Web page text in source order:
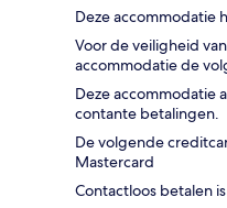
Deze accommodatie
Voor de veiligheid
accommodatie de
Deze accommodatie
contante betalingen.
De volgende
Mastercard
Contactloos betalen